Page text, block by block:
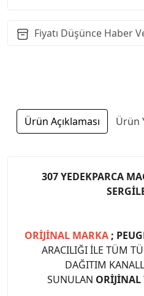
Fiyatı Düşünce Haber
Ürün Açıklaması Ürün
307 YEDEKPARCA
ORİJİNAL MARKA ;
ARACILIĞI İLE TÜM
DAĞITIM
SUNULAN ORİJİNAL